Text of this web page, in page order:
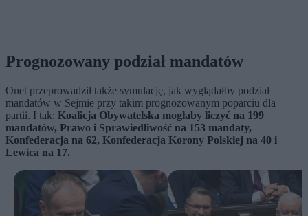
Prognozowany podział mandatów
Onet przeprowadził także symulację, jak wyglądałby podział
mandatów w Sejmie przy takim prognozowanym poparciu dla
partii. I tak: Koalicja Obywatelska mogłaby liczyć na 199
mandatów, Prawo i Sprawiedliwość na 153 mandaty,
Konfederacja na 62, Konfederacja Korony Polskiej na 40 i
Lewica na 17.